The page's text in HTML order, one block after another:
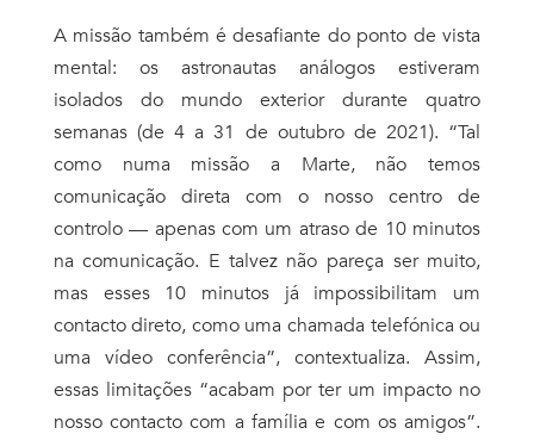
A missão também é desafiante do ponto de vista
mental: os astronautas análogos estiveram
isolados do mundo exterior durante quatro
semanas (de 4 a 31 de outubro de 2021). “Tal
como numa missão a Marte, não temos
comunicação direta com o nosso centro de
controlo — apenas com um atraso de 10 minutos
na comunicação. E talvez não pareça ser muito,
mas esses 10 minutos já impossibilitam um
contacto direto, como uma chamada telefónica ou
uma vídeo conferência”, contextualiza. Assim,
essas limitações “acabam por ter um impacto no
nosso contacto com a família e com os amigos”.